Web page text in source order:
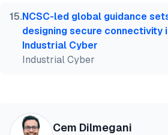
15.NCSC-led global guidance
designing secure connectivity
Industrial Cyber
Industrial Cyber
Cem Dilmegani